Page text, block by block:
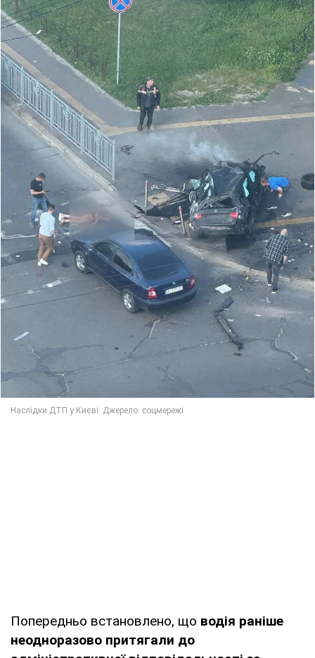
Попередньо встановлено, що водія раніше
неодноразово притягали до